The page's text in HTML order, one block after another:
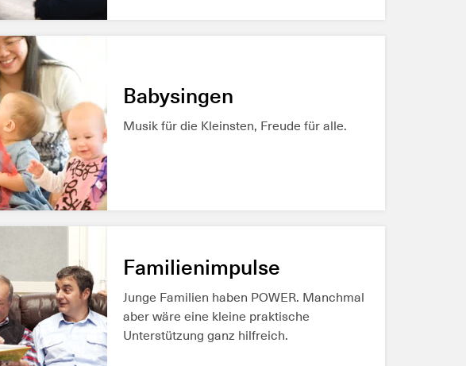
Babysingen
Musik für die Kleinsten, Freude für alle.
Familienimpulse
Junge Familien haben POWER. Manchmal
aber wäre eine kleine praktische
Unterstützung ganz hilfreich.